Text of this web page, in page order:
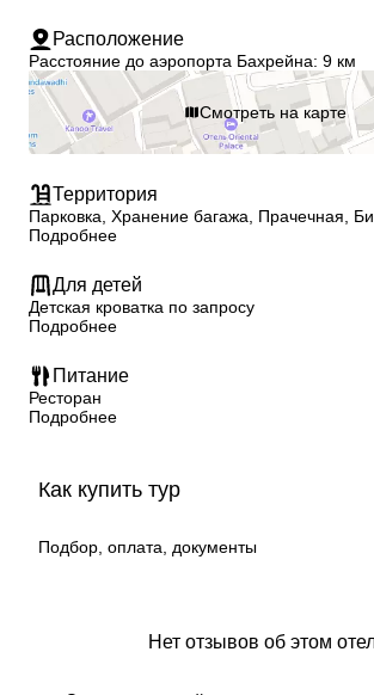
Расположение
Расстояние до аэропорта Бахрейна: 9 км
Смотреть на карте
Территория
Парковка, Хранение багажа, Прачечная,
Подробнее
Для детей
Детская кроватка по запросу
Подробнее
Питание
Ресторан
Подробнее
Как купить тур
Подбор, оплата, документы
Нет отзывов об этом